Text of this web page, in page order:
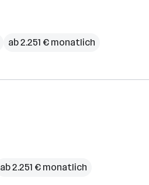
ab 2.251 € monatlich
ab 2.251 € monatlich